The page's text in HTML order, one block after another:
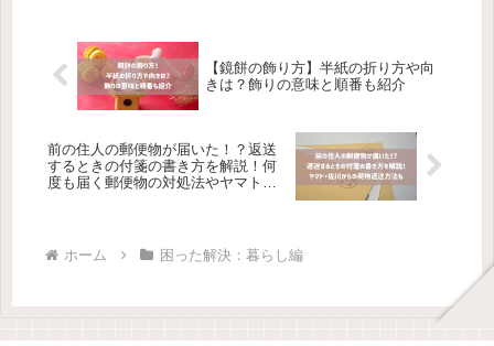
【鏡餅の飾り方】半紙の折り方や向
きは？飾りの意味と順番も紹介
前の住人の郵便物が届いた！？返送
するときの付箋の書き方を解説！何
度も届く郵便物の対処法やヤマト・
ホーム 困った解決：暮らし編